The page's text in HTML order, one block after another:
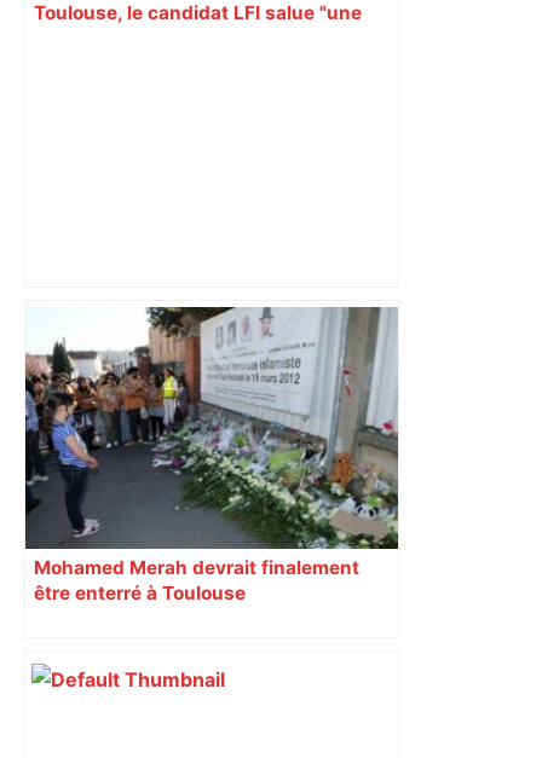
Toulouse, le candidat LFI salue "une
ENTRETIEN. Municipales 2026 à
Toulouse : sous le feu des critiques,
Briançon assume son alliance avec
Piquemal, "ce n’est pas un accord de
postes" – ladepeche.fr
Mohamed Merah devrait finalement
être enterré à Toulouse